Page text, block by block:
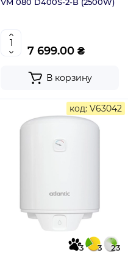
VM 080 D400S-2-B (2500W)
7 699.00 ₴
В корзину
код: V63042
3 3
23